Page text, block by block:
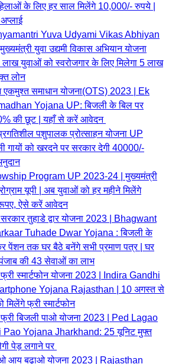
के लिए हर साल मिलेंगे 10,000/- रुपये |
Yuva Udyami Vikas Abhiyan
युवा उद्यमी विकास अभियान योजना
युवाओं को स्वरोजगार के लिए मिलेगा 5 लाख
लोन
एकमुश्त समाधान योजना(OTS) 2023 | Ek
Yojana UP: बिजली के बिल पर
की छूट | यहाँ से करें आवेदन
पशुपालक प्रोत्साहन योजना UP
गायों को खरदने पर सरकार देगी 40000/-
Program UP 2023-24 | मुख्यमंत्री
यूपी | अब युवाओं को हर महीने मिलेंगे
ऐसे करें आवेदन
तुहाडे द्वार योजना 2023 | Bhagwant
Tuhade Dwar Yojana : बिजली के
पेंशन तक घर बैठे बनेंगे सभी प्रमाण पत्र | घर
की 43 सेवाओं का लाभ
फ्री स्मार्टफोन योजना 2023 | Indira Gandhi
Yojana Rajasthan | 10 अगस्त से
मिलेंगे फ्री स्मार्टफोन
बिजली पाओ योजना 2023 | Ped Lagao
Pao Yojana Jharkhand: 25 यूनिट मुफ्त
पेड़ लगाने पर
आय बढ़ाओ योजना 2023 | Rajasthan